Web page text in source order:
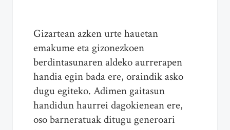
Gizartean azken urte hauetan
emakume eta gizonezkoen
berdintasunaren aldeko aurrerapen
handia egin bada ere, oraindik asko
dugu egiteko. Adimen gaitasun
handidun haurrei dagokienean ere,
oso barneratuak ditugu generoari